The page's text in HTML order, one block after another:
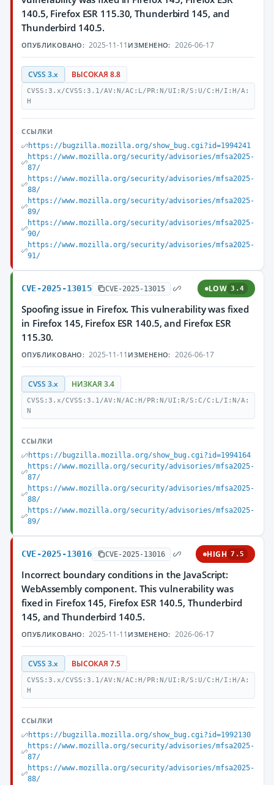
140.5, Firefox ESR 115.30, Thunderbird 145, and
Thunderbird 140.5.
ОПУБЛИКОВАНО: 2025-11-11 ИЗМЕНЕНО: 2026-06-17
CVSS 3.x ВЫСОКАЯ 8.8
CVSS:3.x/CVSS:3.1/AV:N/AC:L/PR:N/UI:R/S:U/C:H/I:H/A:
H
ССЫЛКИ
https://bugzilla.mozilla.org/show_bug.cgi?id=1994241
https://www.mozilla.org/security/advisories/mfsa2025-
87/
https://www.mozilla.org/security/advisories/mfsa2025-
88/
https://www.mozilla.org/security/advisories/mfsa2025-
89/
https://www.mozilla.org/security/advisories/mfsa2025-
90/
https://www.mozilla.org/security/advisories/mfsa2025-
91/
CVE-2025-13015 CVE-2025-13015 LOW 3.4
Spoofing issue in Firefox. This vulnerability was fixed
in Firefox 145, Firefox ESR 140.5, and Firefox ESR
115.30.
ОПУБЛИКОВАНО: 2025-11-11 ИЗМЕНЕНО: 2026-06-17
CVSS 3.x НИЗКАЯ 3.4
CVSS:3.x/CVSS:3.1/AV:N/AC:H/PR:N/UI:R/S:C/C:L/I:N/A:
N
ССЫЛКИ
https://bugzilla.mozilla.org/show_bug.cgi?id=1994164
https://www.mozilla.org/security/advisories/mfsa2025-
87/
https://www.mozilla.org/security/advisories/mfsa2025-
88/
https://www.mozilla.org/security/advisories/mfsa2025-
89/
CVE-2025-13016 CVE-2025-13016 HIGH 7.5
Incorrect boundary conditions in the JavaScript:
WebAssembly component. This vulnerability was
fixed in Firefox 145, Firefox ESR 140.5, Thunderbird
145, and Thunderbird 140.5.
ОПУБЛИКОВАНО: 2025-11-11 ИЗМЕНЕНО: 2026-06-17
CVSS 3.x ВЫСОКАЯ 7.5
CVSS:3.x/CVSS:3.1/AV:N/AC:H/PR:N/UI:R/S:U/C:H/I:H/A:
H
ССЫЛКИ
https://bugzilla.mozilla.org/show_bug.cgi?id=1992130
https://www.mozilla.org/security/advisories/mfsa2025-
87/
https://www.mozilla.org/security/advisories/mfsa2025-
88/